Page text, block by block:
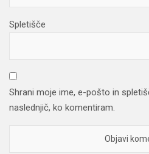
Spletišče
Shrani moje ime, e-pošto in
naslednjič, ko komentiram.